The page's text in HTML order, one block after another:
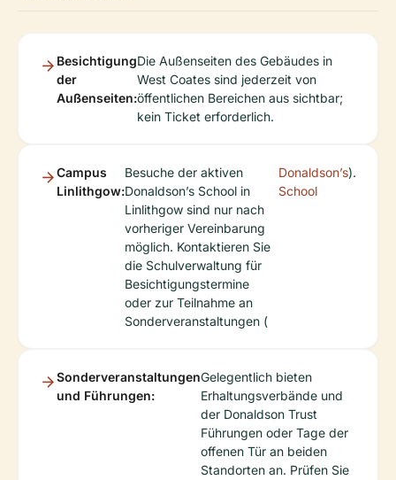
Besichtigung
der
Außenseiten:
Die Außenseiten des Gebäudes in
West Coates sind jederzeit von
öffentlichen Bereichen aus sichtbar;
kein Ticket erforderlich.
Campus
Linlithgow:
Besuche der aktiven
Donaldson’s School in
Linlithgow sind nur nach
vorheriger Vereinbarung
möglich. Kontaktieren Sie
die Schulverwaltung für
Besichtigungstermine
oder zur Teilnahme an
Sonderveranstaltungen (
Donaldson’s
School
).
Sonderveranstaltungen
und Führungen:
Gelegentlich bieten
Erhaltungsverbände und
der Donaldson Trust
Führungen oder Tage der
offenen Tür an beiden
Standorten an. Prüfen Sie